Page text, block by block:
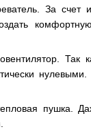
За счет
Так
нулевыми.
пушка.